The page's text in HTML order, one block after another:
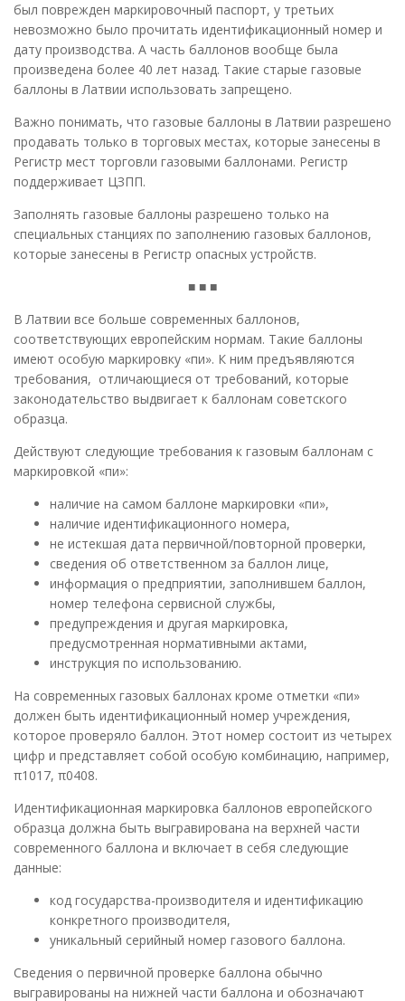
был поврежден маркировочный паспорт, у третьих
невозможно было прочитать идентификационный номер и
дату производства. А часть баллонов вообще была
произведена более 40 лет назад. Такие старые газовые
баллоны в Латвии использовать запрещено.
Важно понимать, что газовые баллоны в Латвии разрешено
продавать только в торговых местах, которые занесены в
Регистр мест торговли газовыми баллонами. Регистр
поддерживает ЦЗПП.
Заполнять газовые баллоны разрешено только на
специальных станциях по заполнению газовых баллонов,
которые занесены в Регистр опасных устройств.
■ ■ ■
В Латвии все больше современных баллонов,
соответствующих европейским нормам. Такие баллоны
имеют особую маркировку «пи». К ним предъявляются
требования, отличающиеся от требований, которые
законодательство выдвигает к баллонам советского
образца.
Действуют следующие требования к газовым баллонам с
маркировкой «пи»:
наличие на самом баллоне маркировки «пи»,
наличие идентификационного номера,
не истекшая дата первичной/повторной проверки,
сведения об ответственном за баллон лице,
информация о предприятии, заполнившем баллон,
номер телефона сервисной службы,
предупреждения и другая маркировка,
предусмотренная нормативными актами,
инструкция по использованию.
На современных газовых баллонах кроме отметки «пи»
должен быть идентификационный номер учреждения,
которое проверяло баллон. Этот номер состоит из четырех
цифр и представляет собой особую комбинацию, например,
π1017, π0408.
Идентификационная маркировка баллонов европейского
образца должна быть выгравирована на верхней части
современного баллона и включает в себя следующие
данные:
код государства-производителя и идентификацию
конкретного производителя,
уникальный серийный номер газового баллона.
Сведения о первичной проверке баллона обычно
выгравированы на нижней части баллона и обозначают